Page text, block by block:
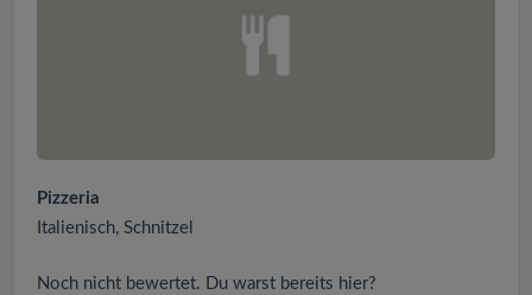
Pizzeria
Italienisch, Schnitzel
Noch nicht bewertet. Du warst bereits hier?